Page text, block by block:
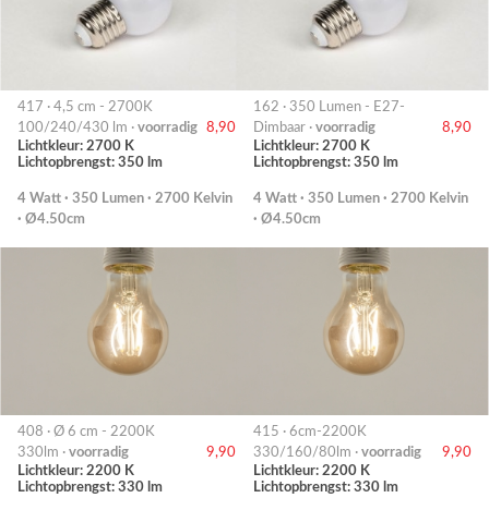
417 · 4,5 cm - 2700K
100/240/430 lm · voorradig
8,90
Lichtkleur: 2700 K
Lichtopbrengst: 350 lm
4 Watt · 350 Lumen · 2700 Kelvin
· Ø4.50cm
162 · 350 Lumen - E27-
Dimbaar · voorradig
8,90
Lichtkleur: 2700 K
Lichtopbrengst: 350 lm
4 Watt · 350 Lumen · 2700 Kelvin
· Ø4.50cm
408 · Ø 6 cm - 2200K
330lm · voorradig
9,90
Lichtkleur: 2200 K
Lichtopbrengst: 330 lm
415 · 6cm-2200K
330/160/80lm · voorradig
9,90
Lichtkleur: 2200 K
Lichtopbrengst: 330 lm